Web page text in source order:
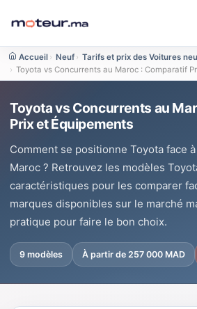
Accueil › Neuf › Tarifs et prix des Voitures
› Toyota vs Concurrents au Maroc : Comparatif
Toyota vs Concurrents au
Prix et Équipements
Comment se positionne Toyota face
Maroc ? Retrouvez les modèles
caractéristiques pour les comparer
marques disponibles sur le marché
pratique pour faire le bon choix.
9 modèles À partir de 257 000 MAD